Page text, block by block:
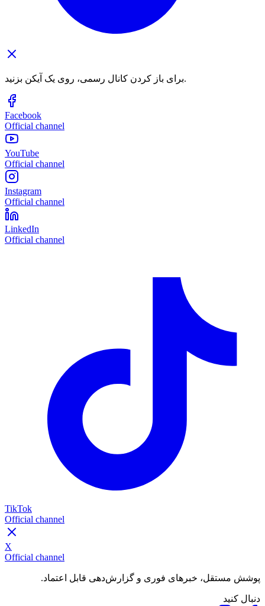
برای باز کردن کانال رسمی، روی یک آیکن بزنید.
Facebook
Official channel
YouTube
Official channel
Instagram
Official channel
LinkedIn
Official channel
TikTok
Official channel
X
Official channel
پوشش مستقل، خبرهای فوری و گزارش‌دهی قابل اعتماد.
دنبال کنید